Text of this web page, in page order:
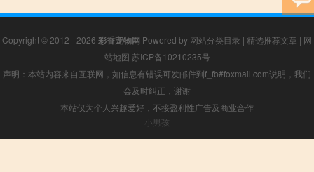
Copyright © 2012 - 2026 彩香宠物网 Powered by 网站分类目录 | 精选推荐文章 | 网
站地图 苏ICP备10210235号
声明：本站内容来自互联网，如信息有错误可发邮件到f_fb#foxmail.com说明，我们
会及时纠正，谢谢
本站仅为个人兴趣爱好，不接盈利性广告及商业合作
小男孩